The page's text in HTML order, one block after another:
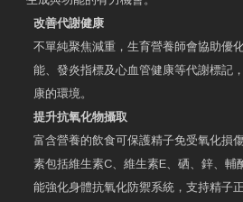
改善代謝健康
不單純聚焦減重，生育營養師會協助優
能、發炎指標及心血管健康等代謝標記
康的環境。
提升抗氧化物攝取
富含營養的飲食可保護精子免受氧化損
素包括維生素C、維生素E、硒、鋅、輔
能強化身體抗氧化防禦系統，支持精子正